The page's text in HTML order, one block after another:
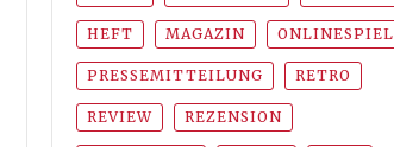
HEFT MAGAZIN ONLINESPIEL
PRESSEMITTEILUNG RETRO
REVIEW REZENSION